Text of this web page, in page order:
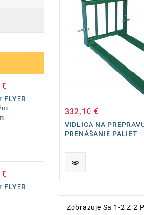
€Cena
€Cena
332,10 €
VIDLICA NA
PRENÁŠANIE PALIET
Zobrazuje Sa 1-2 Z 2